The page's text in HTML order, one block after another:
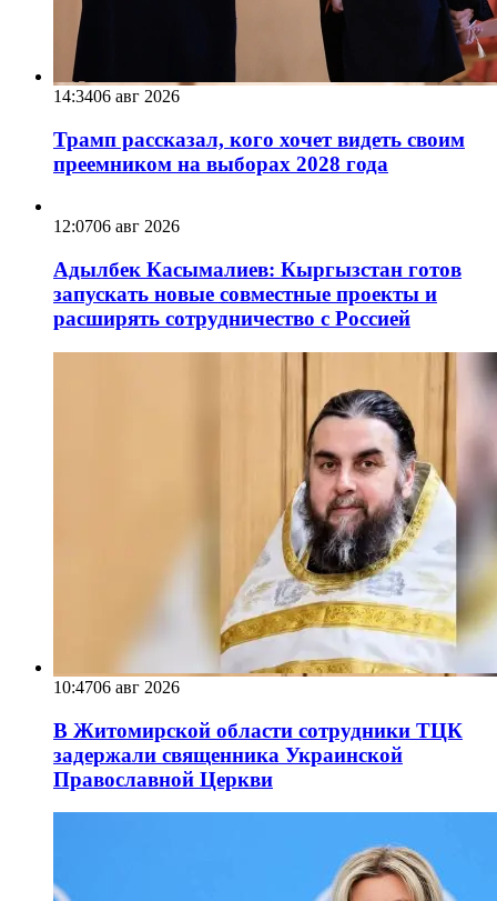
14:3406 авг 2026
Трамп рассказал, кого хочет видеть своим
преемником на выборах 2028 года
12:0706 авг 2026
Адылбек Касымалиев: Кыргызстан готов
запускать новые совместные проекты и
расширять сотрудничество с Россией
10:4706 авг 2026
В Житомирской области сотрудники ТЦК
задержали священника Украинской
Православной Церкви